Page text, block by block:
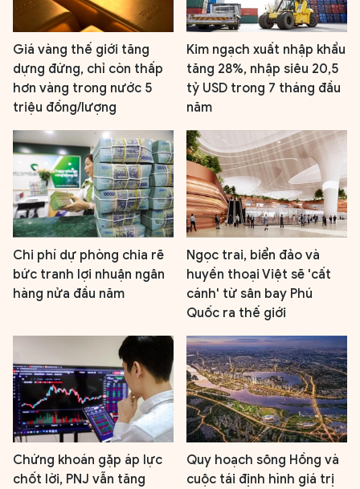
Giá vàng thế giới tăng
dựng đứng, chỉ còn thấp
hơn vàng trong nước 5
triệu đồng/lượng
Kim ngạch xuất nhập khẩu
tăng 28%, nhập siêu 20,5
tỷ USD trong 7 tháng đầu
năm
Chi phí dự phòng chia rẽ
bức tranh lợi nhuận ngân
hàng nửa đầu năm
Ngọc trai, biển đảo và
huyền thoại Việt sẽ 'cất
cánh' từ sân bay Phú
Quốc ra thế giới
Chứng khoán gặp áp lực
chốt lời, PNJ vẫn tăng
Quy hoạch sông Hồng và
cuộc tái định hình giá trị